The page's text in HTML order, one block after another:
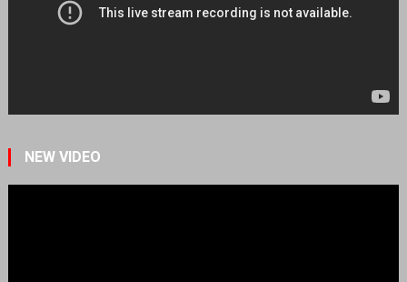
NEW VIDEO